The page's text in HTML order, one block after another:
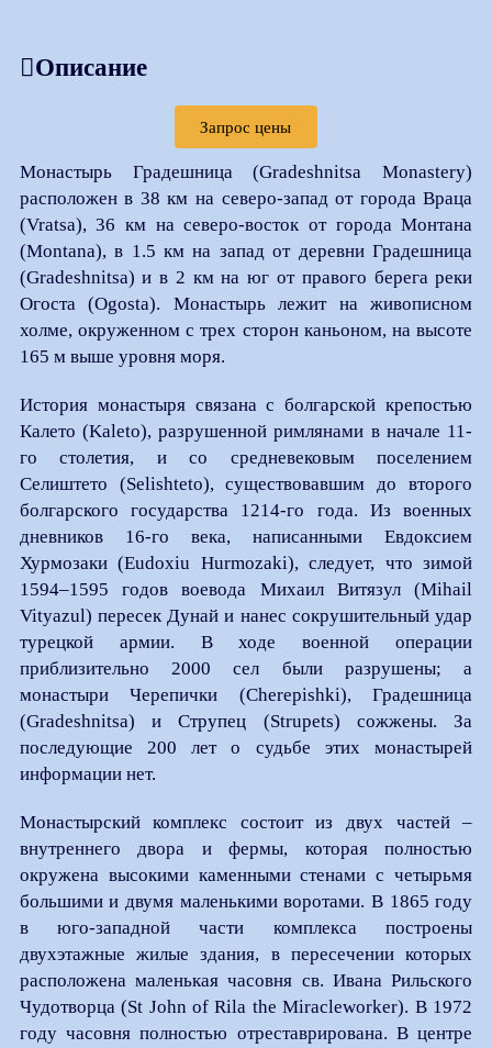
Описание
Запрос цены
Монастырь Градешница (Gradeshnitsa Monastery)
расположен в 38 км на северо-запад от города Враца
(Vratsa), 36 км на северо-восток от города Монтана
(Montana), в 1.5 км на запад от деревни Градешница
(Gradeshnitsa) и в 2 км на юг от правого берега реки
Огоста (Ogosta). Монастырь лежит на живописном
холме, окруженном с трех сторон каньоном, на высоте
165 м выше уровня моря.
История монастыря связана с болгарской крепостью
Калето (Kaleto), разрушенной римлянами в начале 11-
го столетия, и со средневековым поселением
Селиштето (Selishteto), существовавшим до второго
болгарского государства 1214-го года. Из военных
дневников 16-го века, написанными Евдоксием
Хурмозаки (Eudoxiu Hurmozaki), следует, что зимой
1594–1595 годов воевода Михаил Витязул (Mihail
Vityazul) пересек Дунай и нанес сокрушительный удар
турецкой армии. В ходе военной операции
приблизительно 2000 сел были разрушены; а
монастыри Черепички (Cherepishki), Градешница
(Gradeshnitsa) и Струпец (Strupets) сожжены. За
последующие 200 лет о судьбе этих монастырей
информации нет.
Монастырский комплекс состоит из двух частей –
внутреннего двора и фермы, которая полностью
окружена высокими каменными стенами с четырьмя
большими и двумя маленькими воротами. В 1865 году
в юго-западной части комплекса построены
двухэтажные жилые здания, в пересечении которых
расположена маленькая часовня св. Ивана Рильского
Чудотворца (St John of Rila the Miracleworker). В 1972
году часовня полностью отреставрирована. В центре